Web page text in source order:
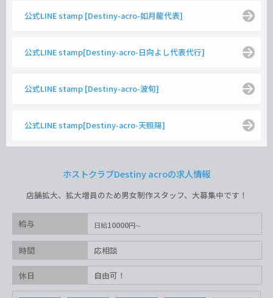
公式LINE stamp [Destiny-acro-如月龍代表]
公式LINE stamp[Destiny-acro-日向よし代表代行]
公式LINE stamp [Destiny-acro-波旬]
公式LINE stamp[Destiny-acro-天照陽]
ホストクラブDestiny acroの求人情報
店舗拡大、拡大増員のため男女制作スタッフ、大募集中です！
給与 日給10000円
時間 応相談
休日 自由可！